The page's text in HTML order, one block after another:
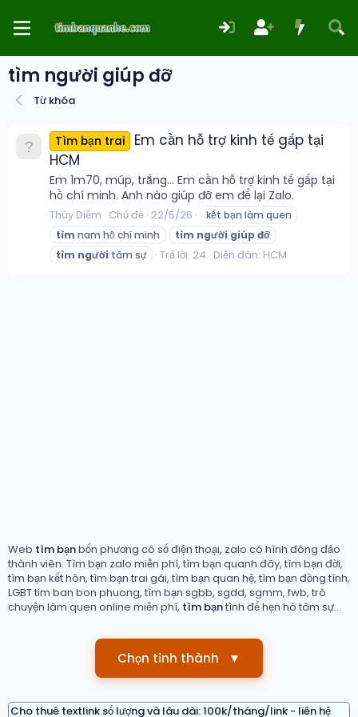
tìm người giúp đỡ
Từ khóa
Tìm bạn trai
Em cần hỗ trợ kinh tế gấp tại
HCM
Em 1m70, múp, trắng... Em cần hỗ trợ kinh tế gấp tại
hồ chí minh. Anh nào giúp đỡ em để lại Zalo.
Thúy Diễm Chủ đề 22/5/26
kết bạn làm quen
tìm nam hồ chí minh tìm người giúp đỡ
tìm người tâm sự Trả lời: 24 Diễn đàn: HCM
Web tìm bạnbốn phương có số điện thoại, zalo có hình đông đảo
thành viên. Tìm bạn zalo miễn phí, tìm bạn quanh đây, tìm bạn đời,
tìm bạn kết hôn, tìm bạn trai gái, tìm bạn quan hệ, tìm bạn đồng tính,
LGBT tim ban bon phuong, tìm bạn sgbb, sgdd, sgmm, fwb, trò
chuyện làm quen online miễn phí, tìm bạntình để hẹn hò tâm sự...
Chọn tỉnh thành ▼
Cho thuê textlink số lượng và lâu dài: 100k/tháng/link - liên hệ